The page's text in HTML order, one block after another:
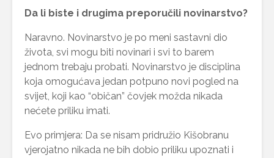
Da li biste i drugima preporučili novinarstvo?
Naravno. Novinarstvo je po meni sastavni dio
života, svi mogu biti novinari i svi to barem
jednom trebaju probati. Novinarstvo je disciplina
koja omogućava jedan potpuno novi pogled na
svijet, koji kao “običan” čovjek možda nikada
nećete priliku imati.
Evo primjera: Da se nisam pridružio Kišobranu
vjerojatno nikada ne bih dobio priliku upoznati i